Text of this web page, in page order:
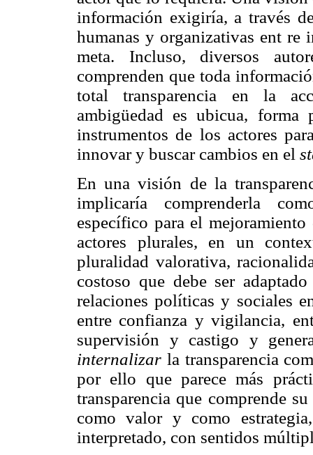
información exigiría, a través
humanas y organizativas ent re
meta. Incluso, diversos
comprenden que toda
total transparencia en la
ambigüedad es ubicua,
instrumentos de los actores
innovar y buscar cambios en el
En una visión de la
implicaría comprenderla
específico para el
actores plurales, en un
pluralidad valorativa,
costoso que debe ser
relaciones políticas y sociales
entre confianza y vigilancia,
supervisión y castigo y
internalizar la transparencia
por ello que parece más
transparencia que comprende
como valor y como
interpretado, con sentidos